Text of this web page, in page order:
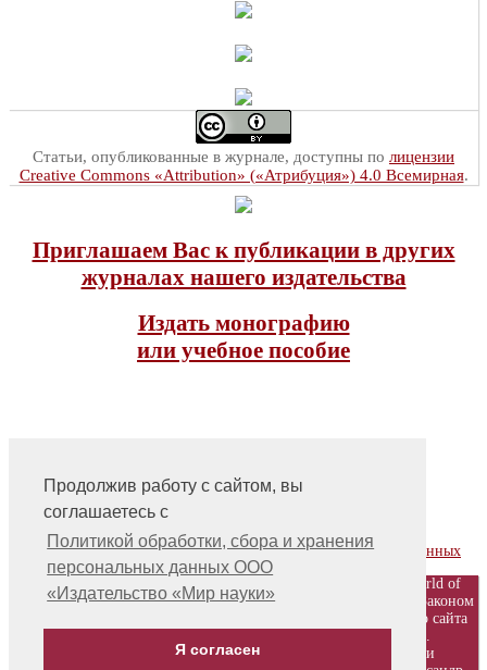
Продолжив работу с сайтом, вы
соглашаетесь с
Политикой обработки, сбора и хранения
персональных данных ООО
«Издательство «Мир науки»
Я согласен
Статьи, опубликованные в журнале, доступны по лицензии
Creative Commons «Attribution» («Атрибуция») 4.0 Всемирная.
Приглашаем Вас к публикации в других
журналах нашего издательства
Издать монографию
или учебное пособие
На главную
Контакты, учредитель, редакция
Политика обработки, сбора и хранения персональных данных
© ООО «Издательство «Мир науки» \ «Publishing company «World of
science», LLC Материалы, размещенные на сайте, охраняются Законом
о защите авторских прав. Публикация любых материалов этого сайта
Авторские права на размещенные на сайте научные публикации